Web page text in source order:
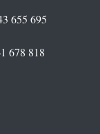
655 695
678 818